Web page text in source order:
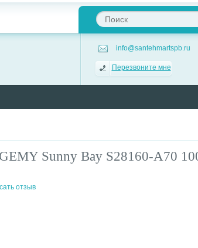
info@santehmartspb.ru
Перезвоните мне
Sunny Bay S28160-A70
отзыв